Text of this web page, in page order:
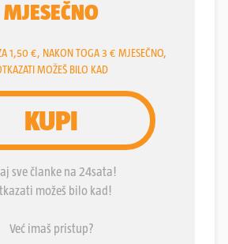
u školstvu i nametanje
je poslala poruku da je doslovce
Turizam, prognoza, skijanje,